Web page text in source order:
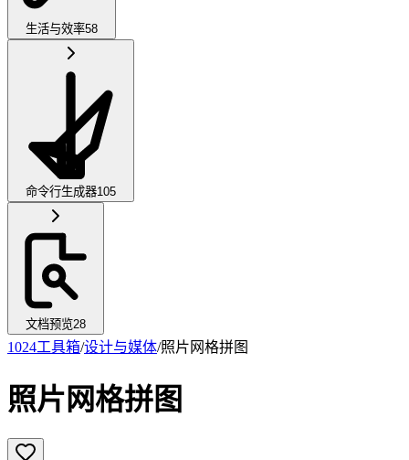
生活与效率58
命令行生成器105
文档预览28
1024工具箱/设计与媒体/照片网格拼图
照片网格拼图